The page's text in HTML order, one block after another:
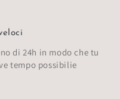
di 24h in modo che tu
tempo possibilie